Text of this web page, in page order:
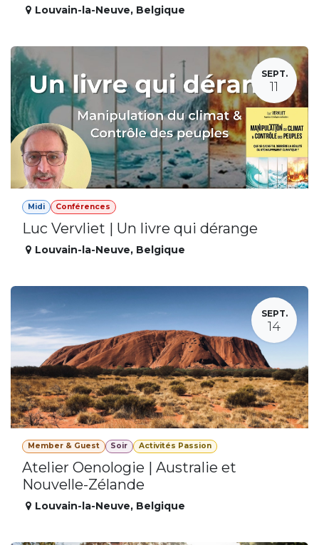
Louvain-la-Neuve, Belgique
SEPT.
11
Midi Conférences
Luc Vervliet | Un livre qui dérange
Louvain-la-Neuve, Belgique
SEPT.
14
Member & Guest Soir Activités Passion
Atelier Oenologie | Australie et
Nouvelle-Zélande
Louvain-la-Neuve, Belgique